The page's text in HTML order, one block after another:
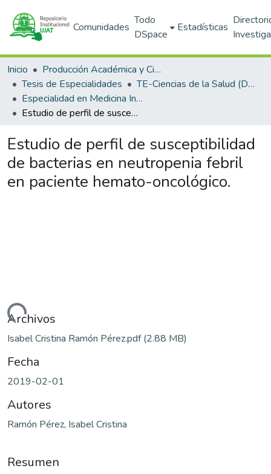
Comunidades
Todo
DSpace
Estadísticas
Inicio
Producción Académica y Científica
Tesis de Especialidades
TE-Ciencias de la Salud (DACS)
Especialidad en Medicina Interna
Estudio de perfil de susceptibilidad de bacterias en neutropenia febril en paciente hemato-oncológico.
Estudio de perfil de susceptibilidad
de bacterias en neutropenia febril
en paciente hemato-oncológico.
Archivos
Isabel Cristina Ramón Pérez.pdf(2.88 MB)
Fecha
2019-02-01
Autores
Ramón Pérez, Isabel Cristina
Resumen